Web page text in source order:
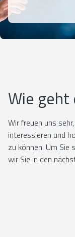
Wie
Wir freuen uns
interessieren und
zu können. Um Sie
wir Sie in den